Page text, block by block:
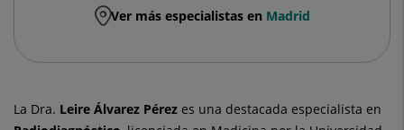
Ver más especialistas en Madrid
La Dra. Leire Álvarez Pérez es una destacada especialista en